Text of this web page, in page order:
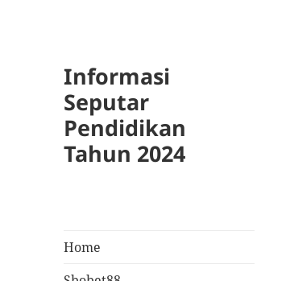
Informasi
Seputar
Pendidikan
Tahun 2024
Home